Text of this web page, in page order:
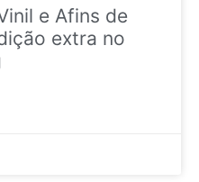
e Afins de
extra no